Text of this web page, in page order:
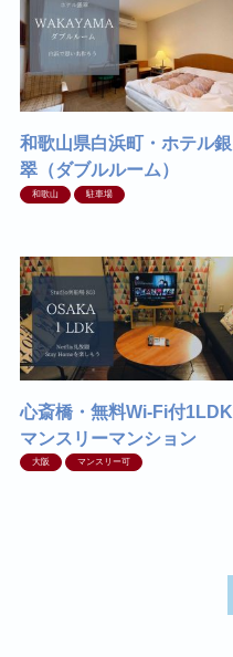
和歌山県白浜町・ホテル銀
翠（ダブルルーム）
和歌山 駐車場
心斎橋・無料Wi-Fi付1LDK
マンスリーマンション
大阪 マンスリー可